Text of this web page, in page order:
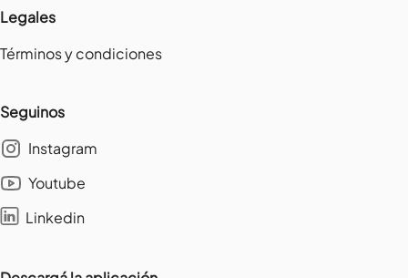
Legales
Términos y condiciones
Seguinos
Instagram
Youtube
Linkedin